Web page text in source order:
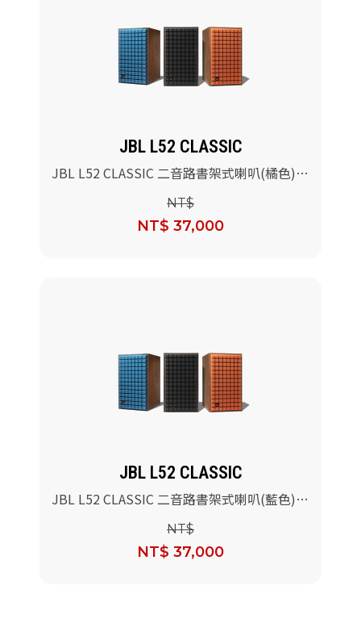
JBL L52 CLASSIC
JBL L52 CLASSIC 二音路書架式喇叭(橘色)/
NT$
NT$ 37,000
JBL L52 CLASSIC
JBL L52 CLASSIC 二音路書架式喇叭(藍色)/
NT$
NT$ 37,000